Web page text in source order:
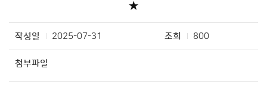
★
작성일 2025-07-31 조회 800
첨부파일